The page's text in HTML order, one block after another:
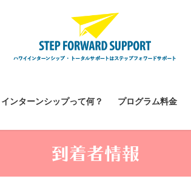
インターンシップって何？ プログラム料金
到着者情報